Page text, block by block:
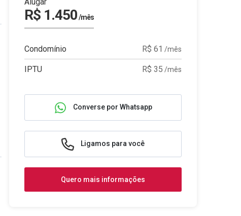
R$ 1.450/mês
Condomínio R$ 61 /mês
IPTU R$ 35 /mês
Converse por Whatsapp
Ligamos para você
Quero mais informações